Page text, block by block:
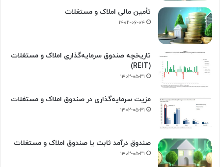
تأمین مالی املاک و مستغلات
۱۴۰۲-۰۶-۰۴
تاریخچه صندوق سرمایه‌گذاری املاک و مستغلات
(REIT)
۱۴۰۲-۰۵-۳۱
مزیت سرمایه‌گذاری در صندوق املاک و مستغلات
۱۴۰۲-۰۵-۳۱
صندوق درآمد ثابت یا صندوق املاک و مستغلات
۱۴۰۲-۰۵-۳۱